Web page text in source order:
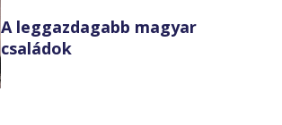
A leggazdagabb magyar
családok